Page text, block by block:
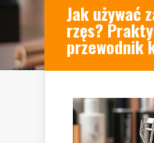
Jak używać
rzęs?
przewodnik